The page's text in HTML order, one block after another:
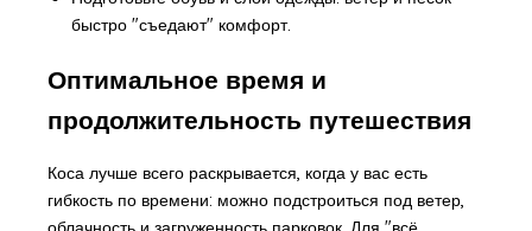
быстро "съедают" комфорт.
Оптимальное время и
продолжительность путешествия
Коса лучше всего раскрывается, когда у вас есть
гибкость по времени: можно подстроиться под ветер,